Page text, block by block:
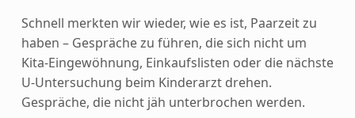
Schnell merkten wir wieder, wie es ist, Paarzeit zu
haben – Gespräche zu führen, die sich nicht um
Kita-Eingewöhnung, Einkaufslisten oder die nächste
U-Untersuchung beim Kinderarzt drehen.
Gespräche, die nicht jäh unterbrochen werden.